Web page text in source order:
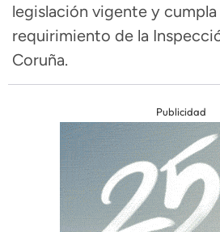
legislación vigente y cumpla
requirimiento de la
Coruña.
Publicidad